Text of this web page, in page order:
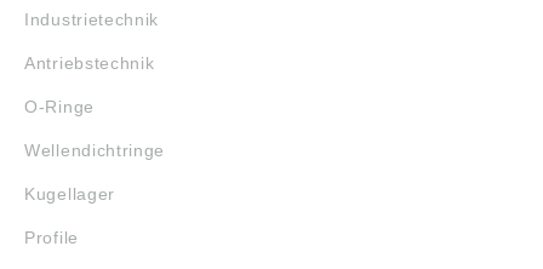
Industrietechnik
Antriebstechnik
O-Ringe
Wellendichtringe
Kugellager
Profile